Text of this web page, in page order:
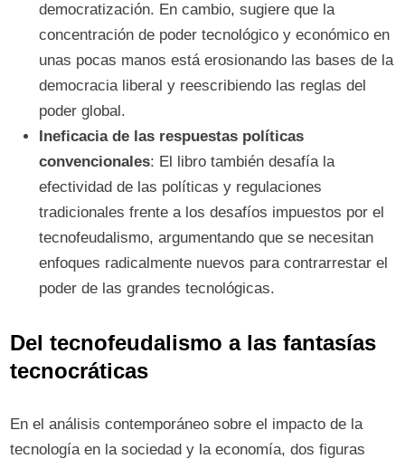
democratización. En cambio, sugiere que la
concentración de poder tecnológico y económico en
unas pocas manos está erosionando las bases de la
democracia liberal y reescribiendo las reglas del
poder global.
Ineficacia de las respuestas políticas
convencionales: El libro también desafía la
efectividad de las políticas y regulaciones
tradicionales frente a los desafíos impuestos por el
tecnofeudalismo, argumentando que se necesitan
enfoques radicalmente nuevos para contrarrestar el
poder de las grandes tecnológicas.
Del tecnofeudalismo a las fantasías
tecnocráticas
En el análisis contemporáneo sobre el impacto de la
tecnología en la sociedad y la economía, dos figuras